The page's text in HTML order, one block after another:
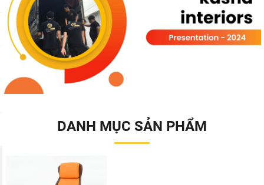
DANH MỤC SẢN PHẨM